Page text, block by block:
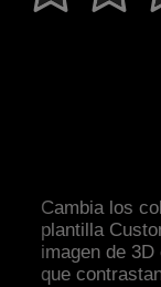
Cambia los
plantilla
imagen de
que